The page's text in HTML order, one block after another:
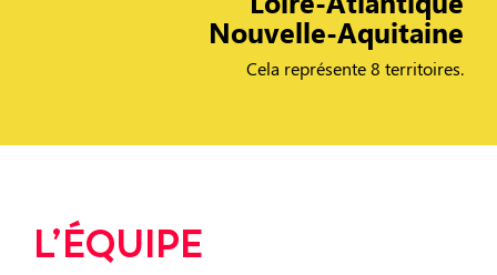
Nouvelle-Aquitaine
Cela représente 8 territoires.
L’ÉQUIPE